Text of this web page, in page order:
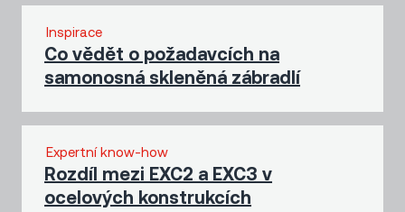
Inspirace
Co vědět o požadavcích na
samonosná skleněná zábradlí
Expertní know-how
Rozdíl mezi EXC2 a EXC3 v
ocelových konstrukcích